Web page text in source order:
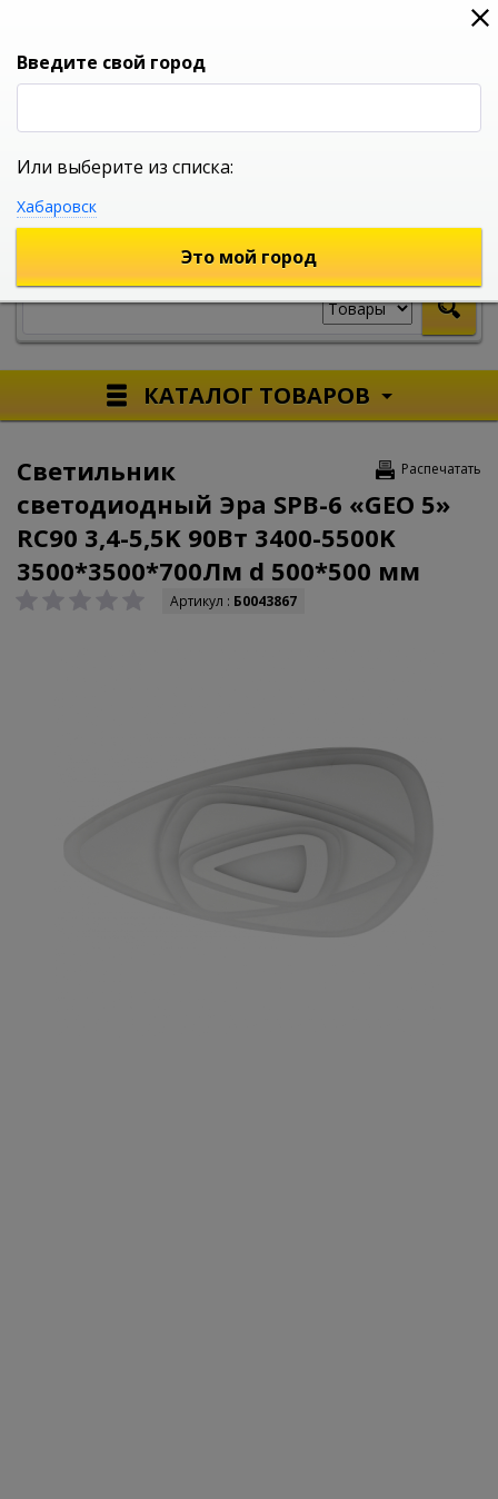
0
УНИВЕРСАЛЬНЫЙ ИНТЕРНЕТ МАГАЗИН
КАТАЛОГ ТОВАРОВ
Распечатать
Светильник
светодиодный Эра SPB-6 «GEO 5»
RC90 3,4-5,5K 90Вт 3400-5500K
3500*3500*700Лм d 500*500 мм
Артикул : Б0043867
Введите свой город
Или выберите из списка:
Хабаровск
Это мой город